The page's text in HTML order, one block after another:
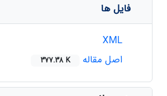
فایل ها
اصل مقاله
377.38 K